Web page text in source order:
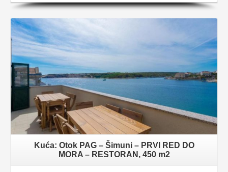
Kuća: Otok PAG – Šimuni – PRVI RED DO
MORA – RESTORAN, 450 m2